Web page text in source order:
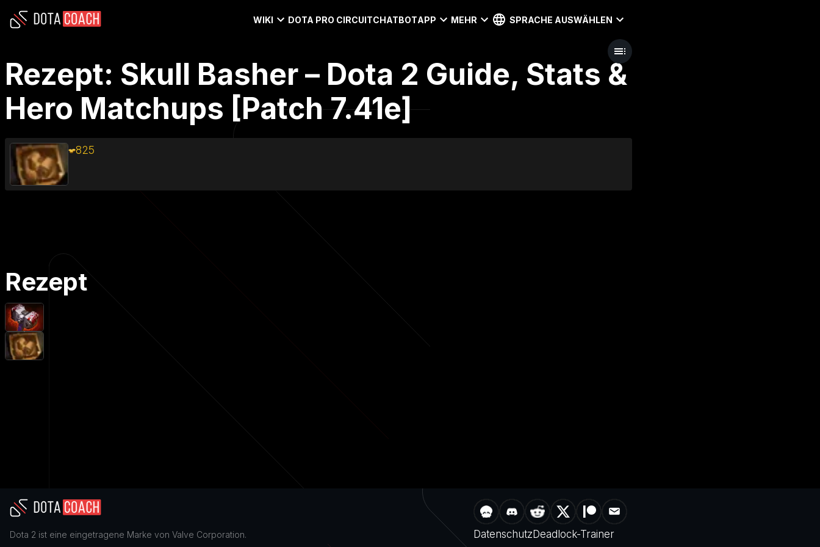
WIKI DOTA PRO CIRCUITCHATBOTAPP MEHR SPRACHE AUSWÄHLEN
Rezept: Skull Basher – Dota 2 Guide, Stats &
Hero Matchups [Patch 7.41e]
825
Rezept
Dota 2 ist eine eingetragene Marke von Valve Corporation. Datenschutz Deadlock-Trainer